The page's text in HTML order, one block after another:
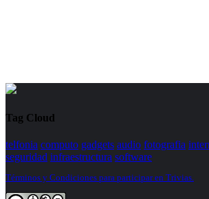
Tag Cloud
telfonia computo gadgets audio fotografia
seguridad infraestructura software
Términos y Condiciones para participar en Trivias.